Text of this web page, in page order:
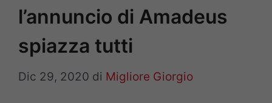
l’annuncio di Amadeus
spiazza tutti
Dic 29, 2020 di Migliore Giorgio